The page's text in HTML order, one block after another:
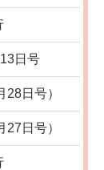
日号
日号）
日号）